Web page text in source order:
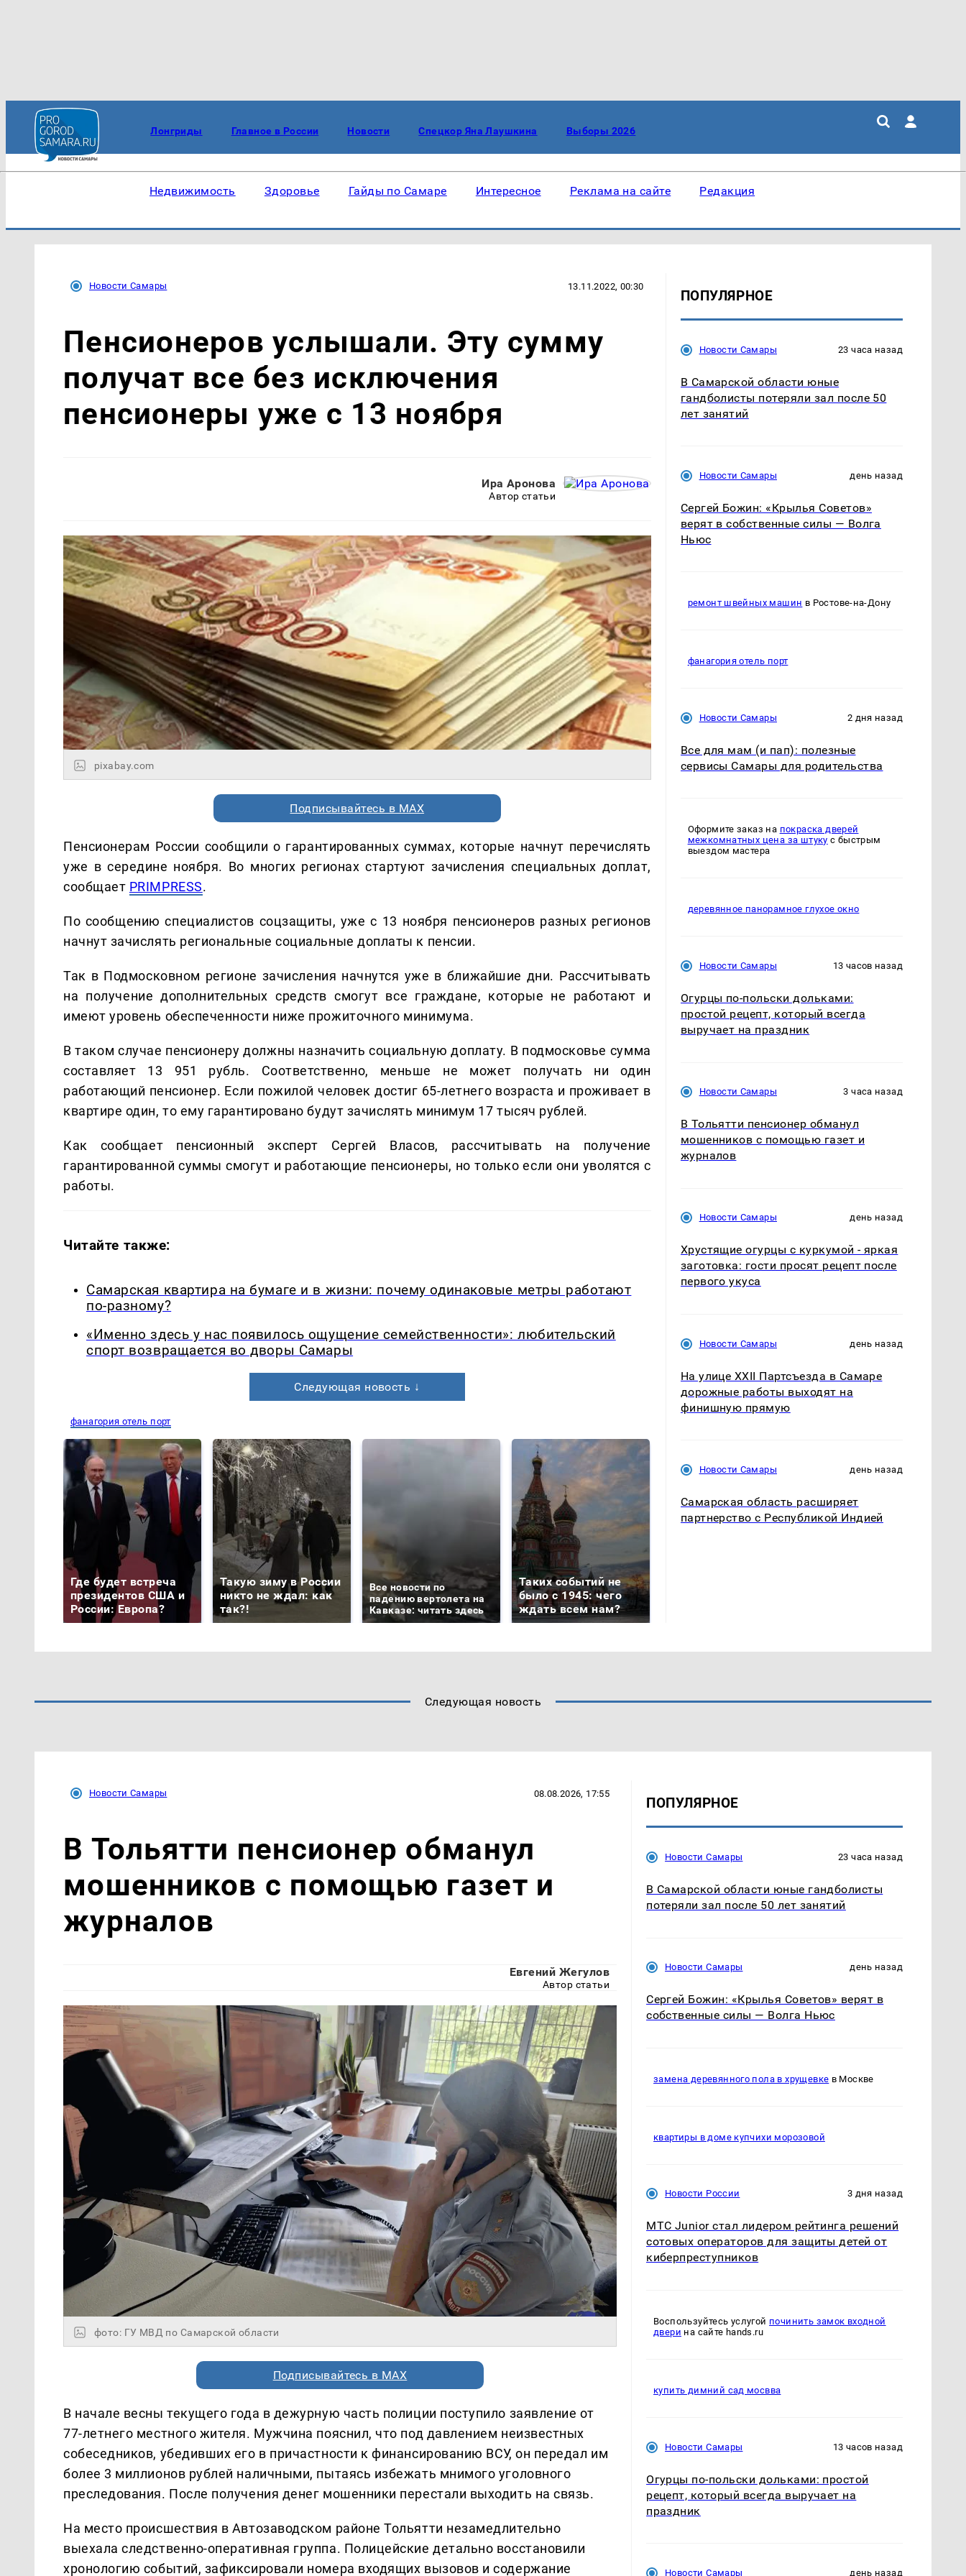
Лонгриды Главное в России Новости Спецкор Яна Лаушкина Выборы 2026
Недвижимость Здоровье Гайды по Самаре Интересное Реклама на сайте Редакция
Новости Самары 13.11.2022, 00:30
Пенсионеров услышали. Эту сумму
получат все без исключения
пенсионеры уже с 13 ноября
Ира Аронова
Автор статьи
pixabay.com
Подписывайтесь в MAX
Пенсионерам России сообщили о гарантированных суммах, которые начнут перечислять
уже в середине ноября. Во многих регионах стартуют зачисления специальных доплат,
сообщает PRIMPRESS.
По сообщению специалистов соцзащиты, уже с 13 ноября пенсионеров разных регионов
начнут зачислять региональные социальные доплаты к пенсии.
Так в Подмосковном регионе зачисления начнутся уже в ближайшие дни. Рассчитывать
на получение дополнительных средств смогут все граждане, которые не работают и
имеют уровень обеспеченности ниже прожиточного минимума.
В таком случае пенсионеру должны назначить социальную доплату. В подмосковье сумма
составляет 13 951 рубль. Соответственно, меньше не может получать ни один
работающий пенсионер. Если пожилой человек достиг 65-летнего возраста и проживает в
квартире один, то ему гарантировано будут зачислять минимум 17 тысяч рублей.
Как сообщает пенсионный эксперт Сергей Власов, рассчитывать на получение
гарантированной суммы смогут и работающие пенсионеры, но только если они уволятся с
работы.
Читайте также:
Самарская квартира на бумаге и в жизни: почему одинаковые метры работают
по-разному?
«Именно здесь у нас появилось ощущение семейственности»: любительский
спорт возвращается во дворы Самары
Следующая новость ↓
фанагория отель порт
Где будет встреча
президентов США и
России: Европа?
Такую зиму в России
никто не ждал: как
так?!
Все новости по
падению вертолета на
Кавказе: читать здесь
Таких событий не
было с 1945: чего
ждать всем нам?
ПОПУЛЯРНОЕ
Новости Самары 23 часа назад
В Самарской области юные
гандболисты потеряли зал после 50
лет занятий
Новости Самары день назад
Сергей Божин: «Крылья Советов»
верят в собственные силы — Волга
Ньюс
ремонт швейных машин в Ростове-на-Дону
фанагория отель порт
Новости Самары 2 дня назад
Все для мам (и пап): полезные
сервисы Самары для родительства
Оформите заказ на покраска дверей
межкомнатных цена за штуку с быстрым
выездом мастера
деревянное панорамное глухое окно
Новости Самары 13 часов назад
Огурцы по‑польски дольками:
простой рецепт, который всегда
выручает на праздник
Новости Самары 3 часа назад
В Тольятти пенсионер обманул
мошенников с помощью газет и
журналов
Новости Самары день назад
Хрустящие огурцы с куркумой - яркая
заготовка: гости просят рецепт после
первого укуса
Новости Самары день назад
На улице XXII Партсъезда в Самаре
дорожные работы выходят на
финишную прямую
Новости Самары день назад
Самарская область расширяет
партнерство с Республикой Индией
Следующая новость
Новости Самары 08.08.2026, 17:55
В Тольятти пенсионер обманул
мошенников с помощью газет и
журналов
Евгений Жегулов
Автор статьи
фото: ГУ МВД по Самарской области
Подписывайтесь в MAX
В начале весны текущего года в дежурную часть полиции поступило заявление от
77-летнего местного жителя. Мужчина пояснил, что под давлением неизвестных
собеседников, убедивших его в причастности к финансированию ВСУ, он передал им
более 3 миллионов рублей наличными, пытаясь избежать мнимого уголовного
преследования. После получения денег мошенники перестали выходить на связь.
На место происшествия в Автозаводском районе Тольятти незамедлительно
выехала следственно-оперативная группа. Полицейские детально восстановили
хронологию событий, зафиксировали номера входящих вызовов и содержание
ПОПУЛЯРНОЕ
Новости Самары 23 часа назад
В Самарской области юные гандболисты
потеряли зал после 50 лет занятий
Новости Самары день назад
Сергей Божин: «Крылья Советов» верят в
собственные силы — Волга Ньюс
замена деревянного пола в хрущевке в Москве
квартиры в доме купчихи морозовой
Новости России 3 дня назад
МТС Junior стал лидером рейтинга решений
сотовых операторов для защиты детей от
киберпреступников
Воспользуйтесь услугой починить замок входной
двери на сайте hands.ru
купить димний сад мосвва
Новости Самары 13 часов назад
Огурцы по‑польски дольками: простой
рецепт, который всегда выручает на
праздник
Новости Самары день назад